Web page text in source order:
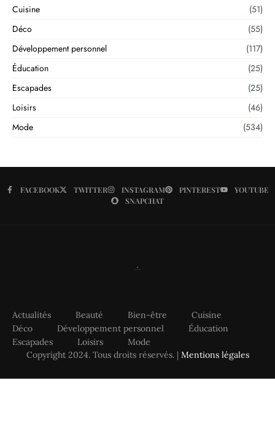
Cuisine
(51)
Déco
(55)
Développement personnel
(117)
Éducation
(25)
Escapades
(25)
Loisirs
(46)
Mode
(534)
FACEBOOK TWITTER INSTAGRAM PINTEREST
YOUTUBE
SNAPCHAT
Actualités Beauté Bien-être
Cuisine
Déco
Développement personnel
Éducation
Escapades
Loisirs
Mode
Copyright 2024. Tous droits réservés. | Mentions légales